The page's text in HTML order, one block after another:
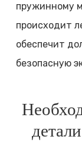
пружинному
происходит
обеспечит
безопасную